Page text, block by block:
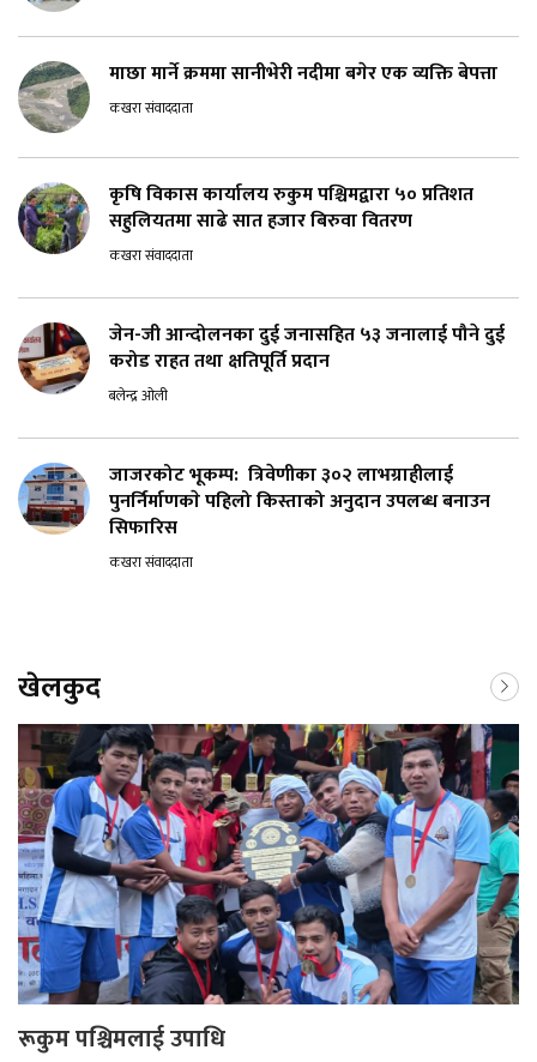
माछा मार्ने क्रममा सानीभेरी नदीमा बगेर एक व्यक्ति बेपत्ता
कखरा संवाददाता
कृषि विकास कार्यालय रुकुम पश्चिमद्वारा ५० प्रतिशत
सहुलियतमा साढे सात हजार बिरुवा वितरण
कखरा संवाददाता
जेन-जी आन्दोलनका दुई जनासहित ५३ जनालाई पौने दुई
करोड राहत तथा क्षतिपूर्ति प्रदान
बलेन्द्र ओली
जाजरकोट भूकम्प: त्रिवेणीका ३०२ लाभग्राहीलाई
पुनर्निर्माणकाे पहिलो किस्ताको अनुदान उपलब्ध बनाउन
सिफारिस
कखरा संवाददाता
खेलकुद
रूकुम पश्चिमलाई उपाधि